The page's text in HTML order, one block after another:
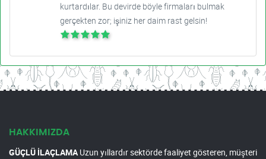
kurtardılar. Bu devirde böyle firmaları bulmak
gerçekten zor; işiniz her daim rast gelsin!
HAKKIMIZDA
GÜÇLÜ İLAÇLAMAUzun yıllardır sektörde faaliyet gösteren, müşteri